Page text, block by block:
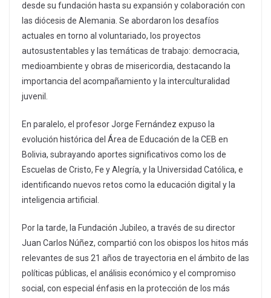
desde su fundación hasta su expansión y colaboración con
las diócesis de Alemania. Se abordaron los desafíos
actuales en torno al voluntariado, los proyectos
autosustentables y las temáticas de trabajo: democracia,
medioambiente y obras de misericordia, destacando la
importancia del acompañamiento y la interculturalidad
juvenil.
En paralelo, el profesor Jorge Fernández expuso la
evolución histórica del Área de Educación de la CEB en
Bolivia, subrayando aportes significativos como los de
Escuelas de Cristo, Fe y Alegría, y la Universidad Católica, e
identificando nuevos retos como la educación digital y la
inteligencia artificial.
Por la tarde, la Fundación Jubileo, a través de su director
Juan Carlos Núñez, compartió con los obispos los hitos más
relevantes de sus 21 años de trayectoria en el ámbito de las
políticas públicas, el análisis económico y el compromiso
social, con especial énfasis en la protección de los más